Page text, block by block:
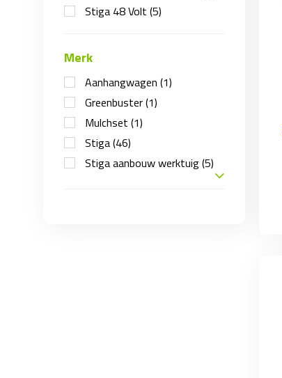
Stiga 48 Volt (5)
Merk
Aanhangwagen (1)
Greenbuster(1)
Mulchset (1)
Stiga(46)
Stiga aanbouw werktuig(5)